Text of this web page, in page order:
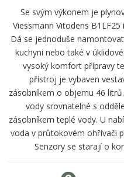
Se svým výkonem je
Viessmann Vitodens
Dá se jednoduše
kuchyni nebo také v
vysoký komfort přípravy
přístroj je vybaven
zásobníkem o objemu 46
vody srovnatelné s
zásobníkem teplé vody. U
voda v průtokovém ohřívači
Senzory se starají o